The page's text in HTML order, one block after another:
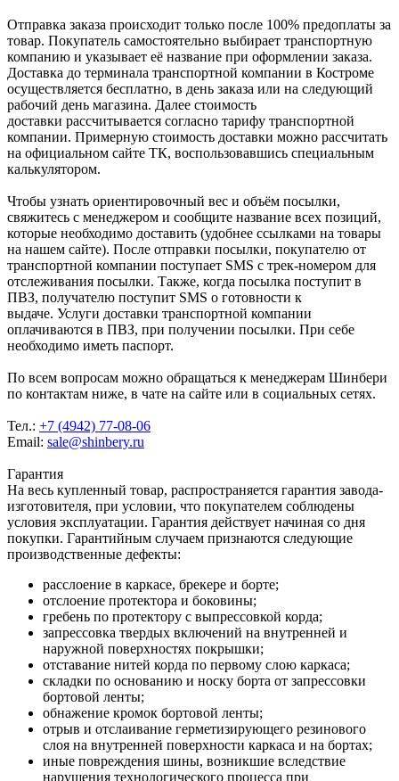
Отправка заказа происходит только после 100% предоплаты за
товар. Покупатель самостоятельно выбирает транспортную
компанию и указывает её название при оформлении заказа.
Доставка до терминала транспортной компании в Костроме
осуществляется бесплатно, в день заказа или на следующий
рабочий день магазина. Далее стоимость
доставки рассчитывается согласно тарифу транспортной
компании. Примерную стоимость доставки можно рассчитать
на официальном сайте ТК, воспользовавшись специальным
калькулятором.
Чтобы узнать ориентировочный вес и объём посылки,
свяжитесь с менеджером и сообщите название всех позиций,
которые необходимо доставить (удобнее ссылками на товары
на нашем сайте). После отправки посылки, покупателю от
транспортной компании поступает SMS с трек-номером для
отслеживания посылки. Также, когда посылка поступит в
ПВЗ, получателю поступит SMS о готовности к
выдаче. Услуги доставки транспортной компании
оплачиваются в ПВЗ, при получении посылки. При себе
необходимо иметь паспорт.
По всем вопросам можно обращаться к менеджерам Шинбери
по контактам ниже, в чате на сайте или в социальных сетях.
Тел.: +7 (4942) 77-08-06
Email: sale@shinbery.ru
Гарантия
На весь купленный товар, распространяется гарантия завода-
изготовителя, при условии, что покупателем соблюдены
условия эксплуатации. Гарантия действует начиная со дня
покупки. Гарантийным случаем признаются следующие
производственные дефекты:
расслоение в каркасе, брекере и борте;
отслоение протектора и боковины;
гребень по протектору с выпрессовкой корда;
запрессовка твердых включений на внутренней и
наружной поверхностях покрышки;
отставание нитей корда по первому слою каркаса;
складки по основанию и носку борта от запрессовки
бортовой ленты;
обнажение кромок бортовой ленты;
отрыв и отслаивание герметизирующего резинового
слоя на внутренней поверхности каркаса и на бортах;
иные повреждения шины, возникшие вследствие
нарушения технологического процесса при